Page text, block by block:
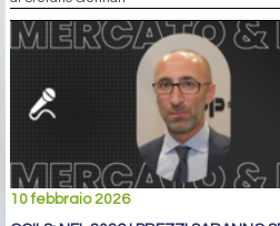
10 febbraio 2026